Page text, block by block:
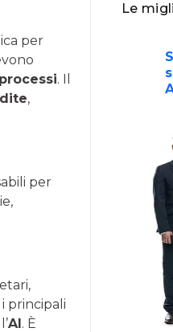
per
processi. Il
,
per
principali
AI. È
Le